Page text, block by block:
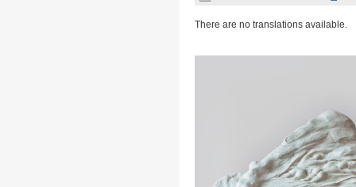
There are no translations available.